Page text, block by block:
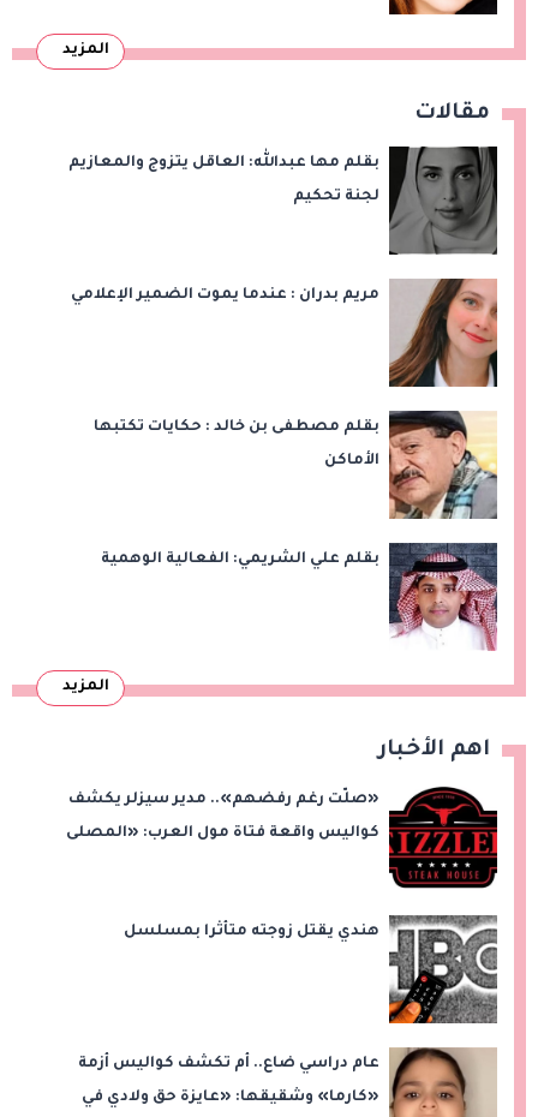
المزيد
مقالات
بقلم مها عبدالله: العاقل يتزوج والمعازيم
لجنة تحكيم
مريم بدران : عندما يموت الضمير الإعلامي
بقلم مصطفى بن خالد : حكايات تكتبها
الأماكن
بقلم علي الشريمي: الفعالية الوهمية
المزيد
اهم الأخبار
«صلّت رغم رفضهم».. مدير سيزلر يكشف
كواليس واقعة فتاة مول العرب: «المصلى
هندي يقتل زوجته متأثرا بمسلسل
عام دراسي ضاع.. أم تكشف كواليس أزمة
«كارما» وشقيقها: «عايزة حق ولادي في